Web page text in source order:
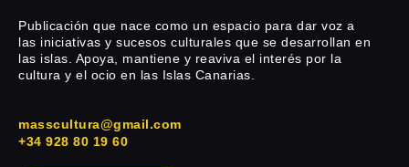
Publicación que nace como un espacio para dar voz a
las iniciativas y sucesos culturales que se desarrollan en
las islas. Apoya, mantiene y reaviva el interés por la
cultura y el ocio en las Islas Canarias.
masscultura@gmail.com
+34 928 80 19 60